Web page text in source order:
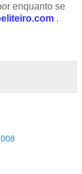
enquanto se
.